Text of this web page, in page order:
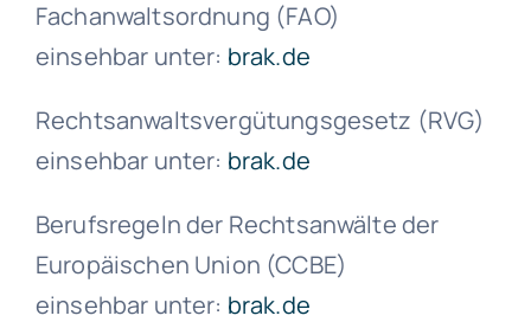
Fachanwaltsordnung (FAO)
einsehbar unter: brak.de
Rechtsanwaltsvergütungsgesetz (RVG)
einsehbar unter: brak.de
Berufsregeln der Rechtsanwälte der
Europäischen Union (CCBE)
einsehbar unter: brak.de